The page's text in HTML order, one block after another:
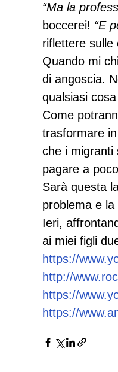
“Ma la
boccerei! “E
riflettere sulle
Quando mi
di angoscia.
qualsiasi
Come
trasformare
che i migranti
pagare a
Sarà questa
problema e
Ieri,
ai miei figli
https://
http://
https://
https://